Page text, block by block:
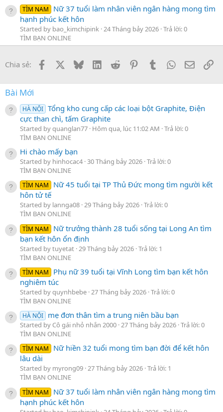
TÌM NAM
Nữ 37 tuổi làm nhân viên ngân hàng mong tìm
hạnh phúc kết hôn
Started by bao_kimchipink 24 Tháng bảy 2026 Trả lời: 0
TÌM BẠN ONLINE
Chia sẻ: Facebook BlueskyLinkedInReddit PinterestTumblrWhatsApp
Email
Bài Mới
HÀ NỘI Tổng kho cung cấp các loại bột Graphite, Điện
cực than chì, tấm Graphite
Started by quanglan77 Hôm qua, lúc 11:02 AM Trả lời: 0
TÌM BẠN ONLINE
Hi chào mấy bạn
Started by hinhocac4 30 Tháng bảy 2026 Trả lời: 0
TÌM BẠN ONLINE
TÌM NAM
Nữ 45 tuổi tại TP Thủ Đức mong tìm người kết
hôn tử tế
Started by lannga08 29 Tháng bảy 2026 Trả lời: 0
TÌM BẠN ONLINE
TÌM NAM
Nữ trưởng thành 28 tuổi sống tại Long An tìm
bạn kết hôn ổn định
Started by tuyetat 29 Tháng bảy 2026 Trả lời: 1
TÌM BẠN ONLINE
TÌM NAM
Phụ nữ 39 tuổi tại Vĩnh Long tìm bạn kết hôn
nghiêm túc
Started by quynhbebe 27 Tháng bảy 2026 Trả lời: 0
TÌM BẠN ONLINE
HÀ NỘI mẹ đơn thân tìm a trung niên bầu bạn
Started by Cô gái nhỏ nhắn 2000 27 Tháng bảy 2026 Trả lời: 0
TÌM BẠN ONLINE
TÌM NAM
Nữ hiền 32 tuổi mong tìm bạn đời để kết hôn
lâu dài
Started by myrong09 27 Tháng bảy 2026 Trả lời: 1
TÌM BẠN ONLINE
TÌM NAM
Nữ 37 tuổi làm nhân viên ngân hàng mong tìm
hạnh phúc kết hôn